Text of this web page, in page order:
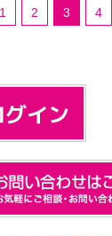
1 2 3 4